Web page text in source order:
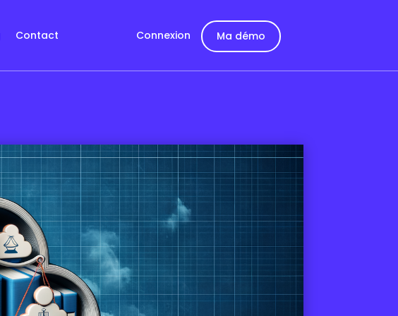
Contact Connexion Ma démo